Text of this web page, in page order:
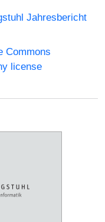
Jahresbericht
Commons
license